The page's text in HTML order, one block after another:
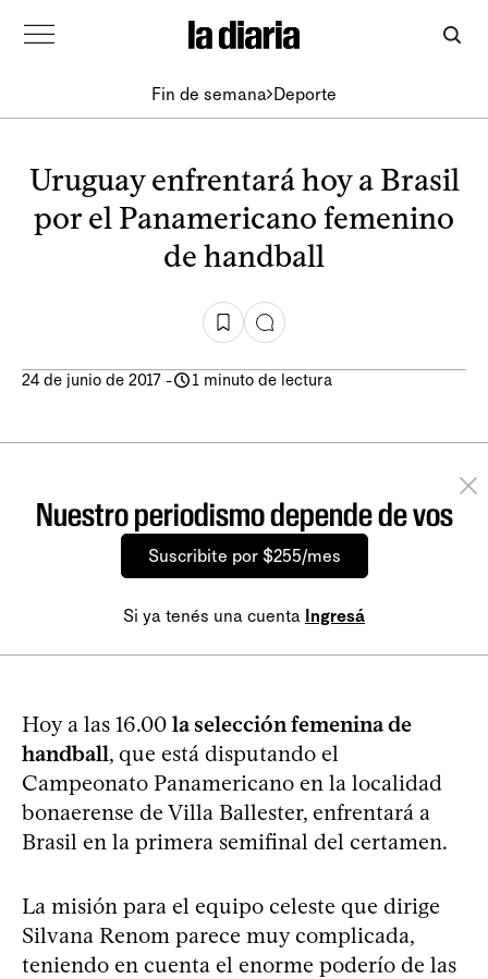
Fin de semana Deporte
Uruguay enfrentará hoy a Brasil
por el Panamericano femenino
de handball
24 de junio de 2017 - 1 minuto de lectura
Nuestro periodismo depende de vos
Suscribite por $255/mes
Si ya tenés una cuenta Ingresá
Hoy a las 16.00 la selección femenina de
handball, que está disputando el
Campeonato Panamericano en la localidad
bonaerense de Villa Ballester, enfrentará a
Brasil en la primera semifinal del certamen.
La misión para el equipo celeste que dirige
Silvana Renom parece muy complicada,
teniendo en cuenta el enorme poderío de las